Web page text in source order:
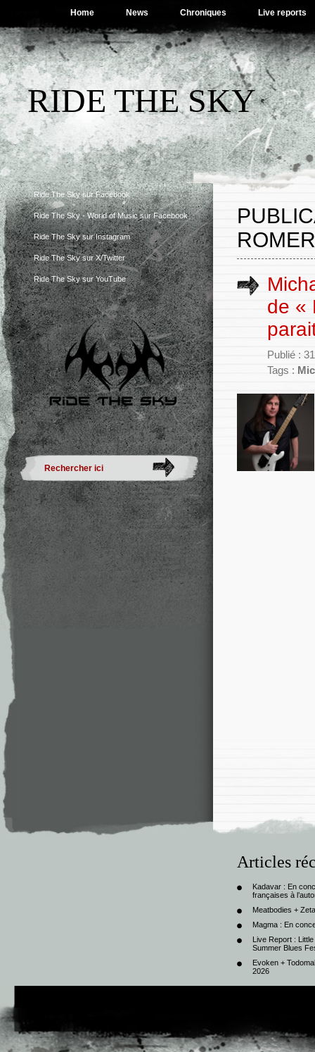
Home News Chroniques Live reports
RIDE THE SKY
Ride The Sky sur Facebook
Ride The Sky - World of Music sur Facebook
Ride The Sky sur Instagram
Ride The Sky sur X/Twitter
Ride The Sky sur YouTube
de «
Publié :
Tags :
Articles
Kadavar : En
françaises à
Meatbodies +
Magma : En
Live Report :
Summer Blues
Evoken +
2026